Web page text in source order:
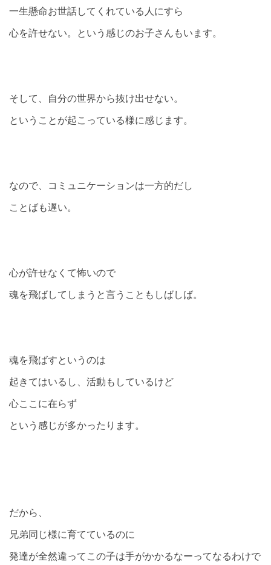
一生懸命お世話してくれている人にすら
心を許せない。という感じのお子さんもいます。
そして、自分の世界から抜け出せない。
ということが起こっている様に感じます。
なので、コミュニケーションは一方的だし
ことばも遅い。
心が許せなくて怖いので
魂を飛ばしてしまうと言うこともしばしば。
魂を飛ばすというのは
起きてはいるし、活動もしているけど
心ここに在らず
という感じが多かったります。
だから、
兄弟同じ様に育てているのに
発達が全然違ってこの子は手がかかるなーってなるわけで